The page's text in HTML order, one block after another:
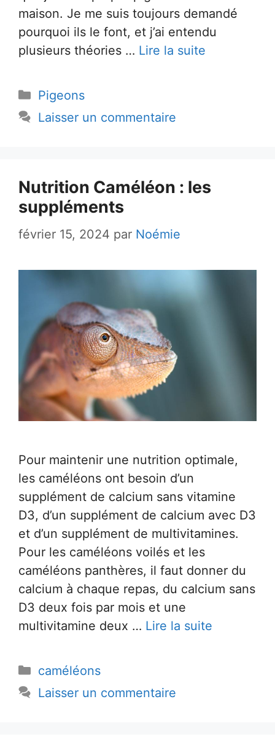
maison. Je me suis toujours demandé
pourquoi ils le font, et j’ai entendu
plusieurs théories … Lire la suite
Catégories
Pigeons
Laisser un commentaire
Nutrition Caméléon : les
suppléments
février 15, 2024 par Noémie
Pour maintenir une nutrition optimale,
les caméléons ont besoin d’un
supplément de calcium sans vitamine
D3, d’un supplément de calcium avec D3
et d’un supplément de multivitamines.
Pour les caméléons voilés et les
caméléons panthères, il faut donner du
calcium à chaque repas, du calcium sans
D3 deux fois par mois et une
multivitamine deux … Lire la suite
Catégories
caméléons
Laisser un commentaire